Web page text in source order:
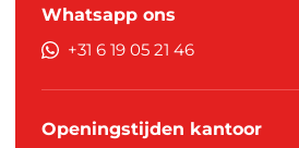
Whatsapp ons
+31 6 19 05 21 46
Openingstijden kantoor